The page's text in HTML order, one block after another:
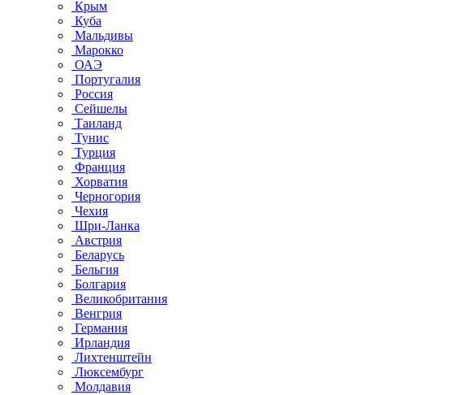
Крым
Куба
Мальдивы
Марокко
ОАЭ
Португалия
Россия
Сейшелы
Таиланд
Тунис
Турция
Франция
Хорватия
Черногория
Чехия
Шри-Ланка
Австрия
Беларусь
Бельгия
Болгария
Великобритания
Венгрия
Германия
Ирландия
Лихтенштейн
Люксембург
Молдавия